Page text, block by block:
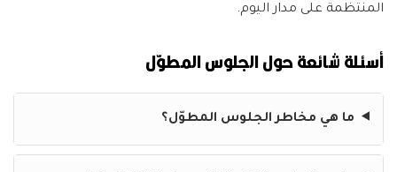
المنتظمة على مدار اليوم.
أسئلة شائعة حول الجلوس المطوّل
ما هي مخاطر الجلوس المطوّل؟